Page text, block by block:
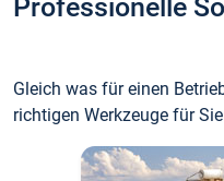
Professionelle
Gleich was für einen
richtigen Werkzeuge für Sie